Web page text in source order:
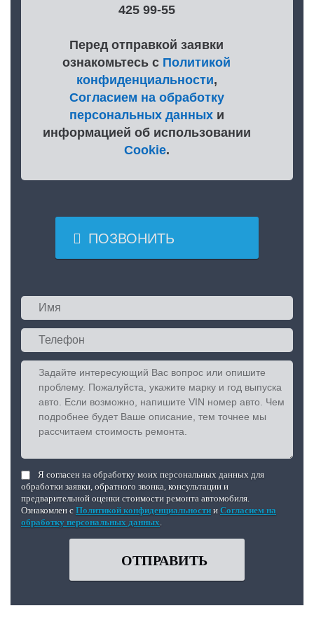
425 99-55
Перед отправкой заявки
ознакомьтесь с Политикой
конфиденциальности,
Согласием на обработку
персональных данныхи
информацией об использовании
Cookie.
 ПОЗВОНИТЬ
Я согласен на обработку моих персональных данных для
обработки заявки, обратного звонка, консультации и
предварительной оценки стоимости ремонта автомобиля.
Ознакомлен с Политикой конфиденциальности и Согласием на
обработку персональных данных.
ОТПРАВИТЬ